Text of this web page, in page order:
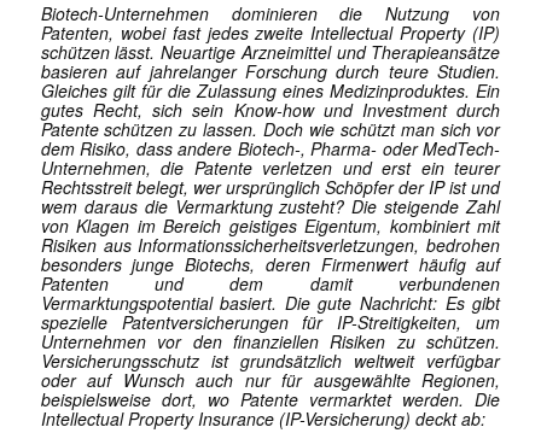
Biotech-Unternehmen dominieren die Nutzung von
Patenten, wobei fast jedes zweite Intellectual Property (IP)
schützen lässt. Neuartige Arzneimittel und Therapieansätze
basieren auf jahrelanger Forschung durch teure Studien.
Gleiches gilt für die Zulassung eines Medizinproduktes. Ein
gutes Recht, sich sein Know-how und Investment durch
Patente schützen zu lassen. Doch wie schützt man sich vor
dem Risiko, dass andere Biotech-, Pharma- oder MedTech-
Unternehmen, die Patente verletzen und erst ein teurer
Rechtsstreit belegt, wer ursprünglich Schöpfer der IP ist und
wem daraus die Vermarktung zusteht? Die steigende Zahl
von Klagen im Bereich geistiges Eigentum, kombiniert mit
Risiken aus Informationssicherheitsverletzungen, bedrohen
besonders junge Biotechs, deren Firmenwert häufig auf
Patenten und dem damit verbundenen
Vermarktungspotential basiert. Die gute Nachricht: Es gibt
spezielle Patentversicherungen für IP-Streitigkeiten, um
Unternehmen vor den finanziellen Risiken zu schützen.
Versicherungsschutz ist grundsätzlich weltweit verfügbar
oder auf Wunsch auch nur für ausgewählte Regionen,
beispielsweise dort, wo Patente vermarktet werden. Die
Intellectual Property Insurance (IP-Versicherung) deckt ab: